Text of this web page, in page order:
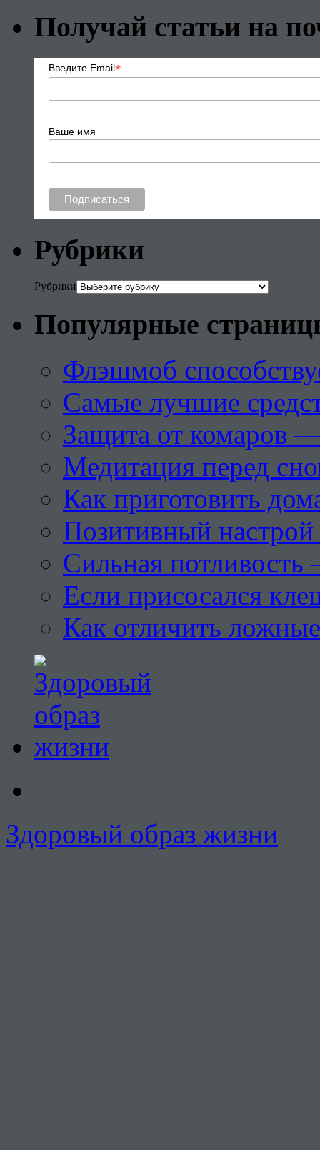
Получай статьи на
Введите Email*
Ваше имя
Рубрики
Рубрики
Популярные
Флэшмоб
Самые лучшие
Защита от комаров
Медитация перед
Как приготовить
Позитивный настрой
Сильная потливость
Если присосался
Как отличить
Здоровый образ жизни